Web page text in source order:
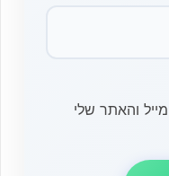
והאתר שלי